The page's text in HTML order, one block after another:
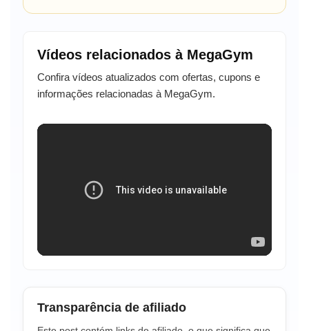
Vídeos relacionados à MegaGym
Confira vídeos atualizados com ofertas, cupons e
informações relacionadas à MegaGym.
Transparência de afiliado